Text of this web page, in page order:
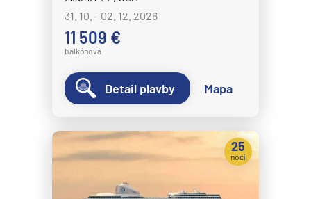
31. 10. - 02. 12. 2026
11 509 €
balkónová
Detail plavby Mapa
25
nocí